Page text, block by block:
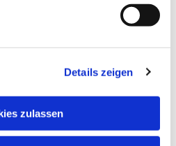
Details zeigen
zulassen